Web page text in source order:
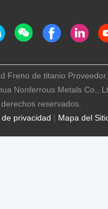
privacidad | Mapa del
Freno de titanio
Nonferrous Metals Co.,
derechos reservados.